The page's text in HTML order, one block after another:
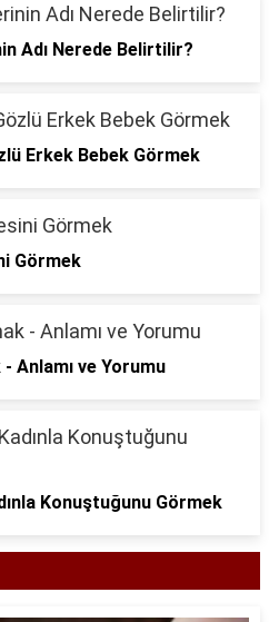
Adı Nerede Belirtilir?
Erkek Bebek Görmek
Görmek
Anlamı ve Yorumu
Konuştuğunu Görmek